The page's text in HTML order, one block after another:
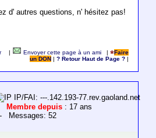
d' autres questions, n' hésitez pas!
Envoyer cette page à un ami |
Faire
un DON
|? Retour Haut de Page ?
IP/FAI: ---.142.193-77.rev.gaoland.net
Membre depuis : 17 ans
Messages: 52